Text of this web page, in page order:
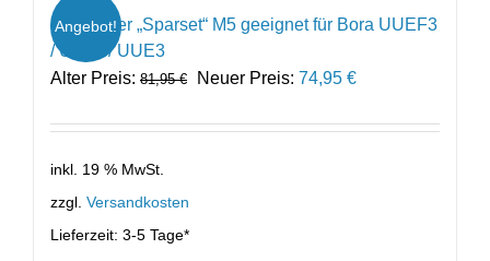
Angebot!
Ersatzfilter „Sparset“ M5 geeignet für Bora UUEF3
/ ULB3 / UUE3
Alter Preis: 81,95€
Ursprünglicher
war:
Neuer Preis: 74,95 €Aktueller
ist:
inkl. 19 % MwSt.
zzgl. Versandkosten
Lieferzeit: 3-5 Tage*